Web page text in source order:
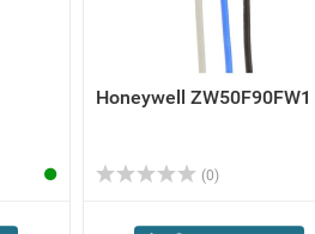
Honeywell ZW50F90FW1
(0)